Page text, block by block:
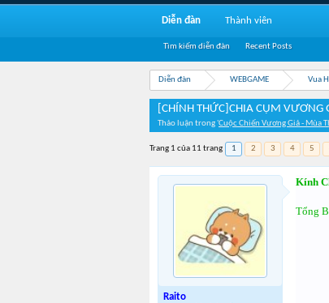
Diễn đàn WEBGAME Vua
[CHÍNH THỨC]CHIA CỤM VƯƠNG
Thảo luận trong 'Cuộc Chiến Vương Giả - Mùa
Trang 1 của 11 trang 1 2 3 4 5
Raito
Kính
Tổng
Diễn đàn
Tìm kiếm diễn đàn Recent Posts
Thành viên